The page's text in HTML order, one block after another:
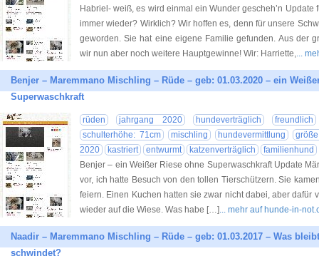
Habriel- weiß, es wird einmal ein Wunder gescheh’n
immer wieder? Wirklich? Wir hoffen es, denn für unsere
geworden. Sie hat eine eigene Familie gefunden. Aus der
wir nun aber noch weitere Hauptgewinne! Wir: Harriette,...
Benjer – Maremmano Mischling – Rüde – geb: 01.03.2020 – ein
Superwaschkraft
rüden jahrgang 2020 hundeverträglich
freundlich
schulterhöhe: 71cm
mischling hundevermittlung
2020
kastriert entwurmt katzenverträglich
familienhund
Benjer – ein Weißer Riese ohne Superwaschkraft Update
vor, ich hatte Besuch von den tollen Tierschützern. Sie
feiern. Einen Kuchen hatten sie zwar nicht dabei, aber dafür
wieder auf die Wiese. Was habe […]... mehr auf hunde-in-
Naadir – Maremmano Mischling – Rüde – geb: 01.03.2017 – Was
schwindet?